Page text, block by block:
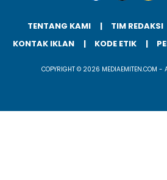
TENTANG KAMI TIM REDAKSI
KONTAK IKLAN
KODE ETIK
COPYRIGHT © 2026 MEDIAEMITEN.COM -